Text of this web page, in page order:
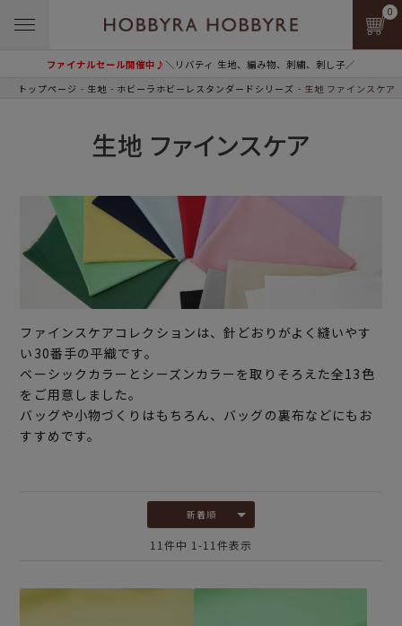
ファイナルセール開催中♪＼リバティ 生地、編み物、刺繍、刺し子／
0
トップページ 生地 ホビーラホビーレスタンダードシリーズ 生地 ファインスケア
生地 ファインスケア
ファインスケアコレクションは、針どおりがよく縫いやす
い30番手の平織です。
ベーシックカラーとシーズンカラーを取りそろえた全13色
をご用意しました。
バッグや小物づくりはもちろん、バッグの裏布などにもお
すすめです。
新着順
11 件中 1 -11 件表示